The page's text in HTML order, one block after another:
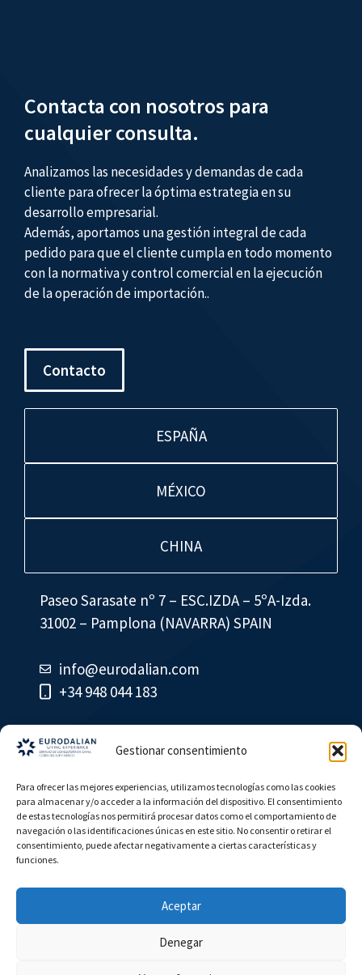
Gestionar consentimiento
Para ofrecer las mejores experiencias, utilizamos tecnologías como las cookies
para almacenar y/o acceder a la información del dispositivo. El consentimiento
de estas tecnologías nos permitirá procesar datos como el comportamiento de
navegación o las identificaciones únicas en este sitio. No consentir o retirar el
consentimiento, puede afectar negativamente a ciertas características y
funciones.
Aceptar
Denegar
Contacta con nosotros para
cualquier consulta.
Analizamos las necesidades y demandas de cada
cliente para ofrecer la óptima estrategia en su
desarrollo empresarial.
Además, aportamos una gestión integral de cada
pedido para que el cliente cumpla en todo momento
con la normativa y control comercial en la ejecución
de la operación de importación..
Contacto
ESPAÑA
MÉXICO
CHINA
Paseo Sarasate nº 7 – ESC.IZDA – 5ºA-Izda.
31002 – Pamplona (NAVARRA) SPAIN
info@eurodalian.com
+34 948 044 183
© Eurodalian
Política de Cookies